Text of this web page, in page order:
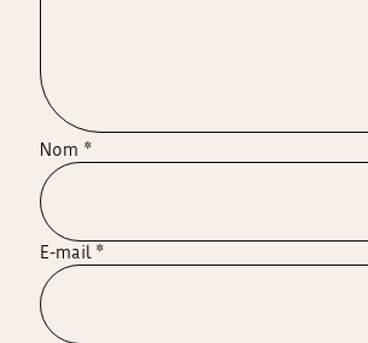
Nom *
E-mail *